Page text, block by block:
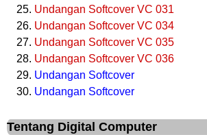
Undangan Softcover VC 031
Undangan Softcover VC 034
Undangan Softcover VC 035
Undangan Softcover VC 036
Undangan Softcover
Undangan Softcover
Tentang Digital Computer